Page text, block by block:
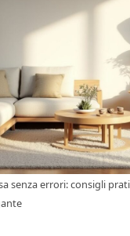
senza errori: consigli